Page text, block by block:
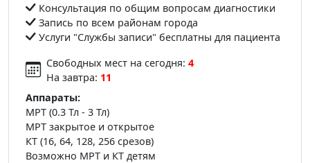
Консультация по общим вопросам диагностики
Запись по всем районам города
Услуги "Службы записи" бесплатны для пациента
Свободных мест на сегодня: 4
На завтра: 11
Аппараты:
МРТ (0.3 Тл - 3 Тл)
МРТ закрытое и открытое
КТ (16, 64, 128, 256 срезов)
Возможно МРТ и КТ детям